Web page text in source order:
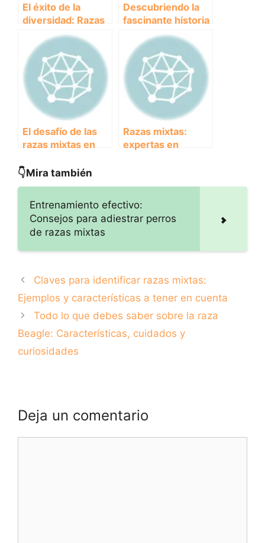
El éxito de la
diversidad: Razas
mixtas brillan en
competiciones
deportivas
Descubriendo la
fascinante historia
de las razas mixtas
en el reino animal
El desafío de las
razas mixtas en
canicross: ¡Una
Razas mixtas:
expertas en
👇Mira también
Entrenamiento efectivo:
Consejos para adiestrar perros
de razas mixtas
Claves para identificar razas mixtas:
Ejemplos y características a tener en cuenta
Todo lo que debes saber sobre la raza
Beagle: Características, cuidados y
curiosidades
Deja un comentario